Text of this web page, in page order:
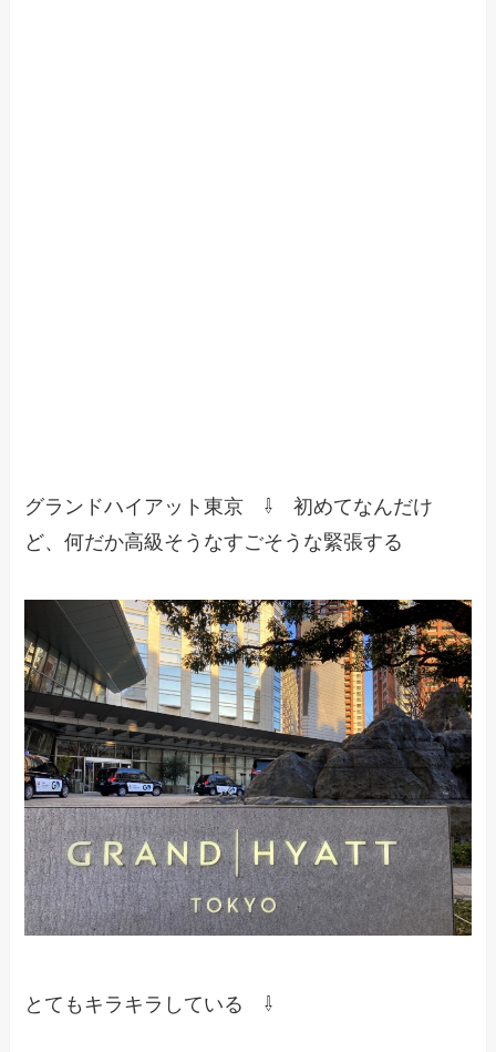
グランドハイアット東京 ⇩ 初めてなんだけ
ど、何だか高級そうなすごそうな緊張する
とてもキラキラしている ⇩